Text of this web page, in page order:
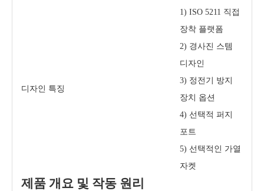
디자인 특징
1) ISO 5211 직접
장착 플랫폼
2) 경사진 스템
디자인
3) 정전기 방지
장치 옵션
4) 선택적 퍼지
포트
5) 선택적인 가열
자켓
제품 개요 및 작동 원리